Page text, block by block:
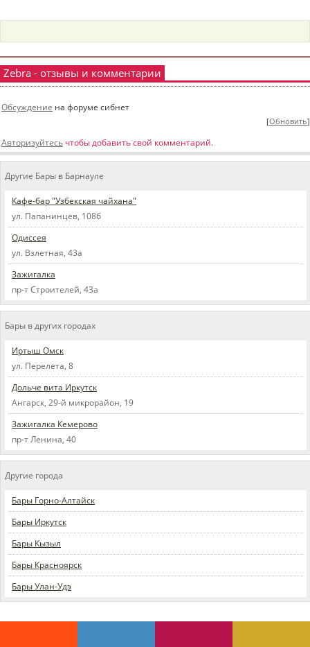
пїЅпїЅпїЅ
пїЅпїЅпїЅпїЅпїЅпїЅпїЅпїЅпїЅпїЅпїЅ
пїЅпїЅпїЅ
пїЅпїЅпїЅ пїЅпїЅпїЅпїЅпїЅпїЅ
пїЅпїЅпїЅпїЅпїЅ
пїЅпїЅпїЅпїЅпїЅпїЅпїЅпїЅпїЅпїЅ
пїЅпїЅпїЅпїЅпїЅпїЅпїЅпїЅпїЅпїЅ
Zebra - отзывы и комментарии
Обсуждение на форуме сибнет
[Обновить]
Авторизуйтесь чтобы добавить свой комментарий.
Другие Бары в Барнауле
Кафе-бар "Узбекская чайхана"
ул. Папанинцев, 108б
Одиссея
ул. Взлетная, 43а
Зажигалка
пр-т Строителей, 43а
Бары в других городах
Иртыш Омск
ул. Перелета, 8
Дольче вита Иркутск
Ангарск, 29-й микрорайон, 19
Зажигалка Кемерово
пр-т Ленина, 40
Другие города
Бары Горно-Алтайск
Бары Иркутск
Бары Кызыл
Бары Красноярск
Бары Улан-Удэ